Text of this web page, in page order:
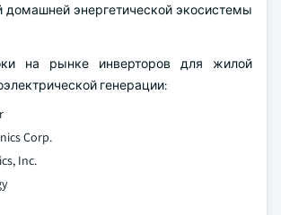
домашней энергетической экосистемы
на рынке инверторов для жилой
генерации:
Corp.
Inc.